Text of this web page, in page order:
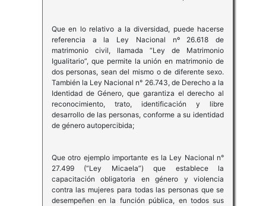
Que en lo relativo a la diversidad, puede hacerse
referencia a la Ley Nacional nº 26.618 de
matrimonio civil, llamada “Ley de Matrimonio
Igualitario”, que permite la unión en matrimonio de
dos personas, sean del mismo o de diferente sexo.
También la Ley Nacional n° 26.743, de Derecho a la
Identidad de Género, que garantiza el derecho al
reconocimiento, trato, identificación y libre
desarrollo de las personas, conforme a su identidad
de género autopercibida;
Que otro ejemplo importante es la Ley Nacional n°
27.499 (“Ley Micaela”) que establece la
capacitación obligatoria en género y violencia
contra las mujeres para todas las personas que se
desempeñen en la función pública, en todos sus